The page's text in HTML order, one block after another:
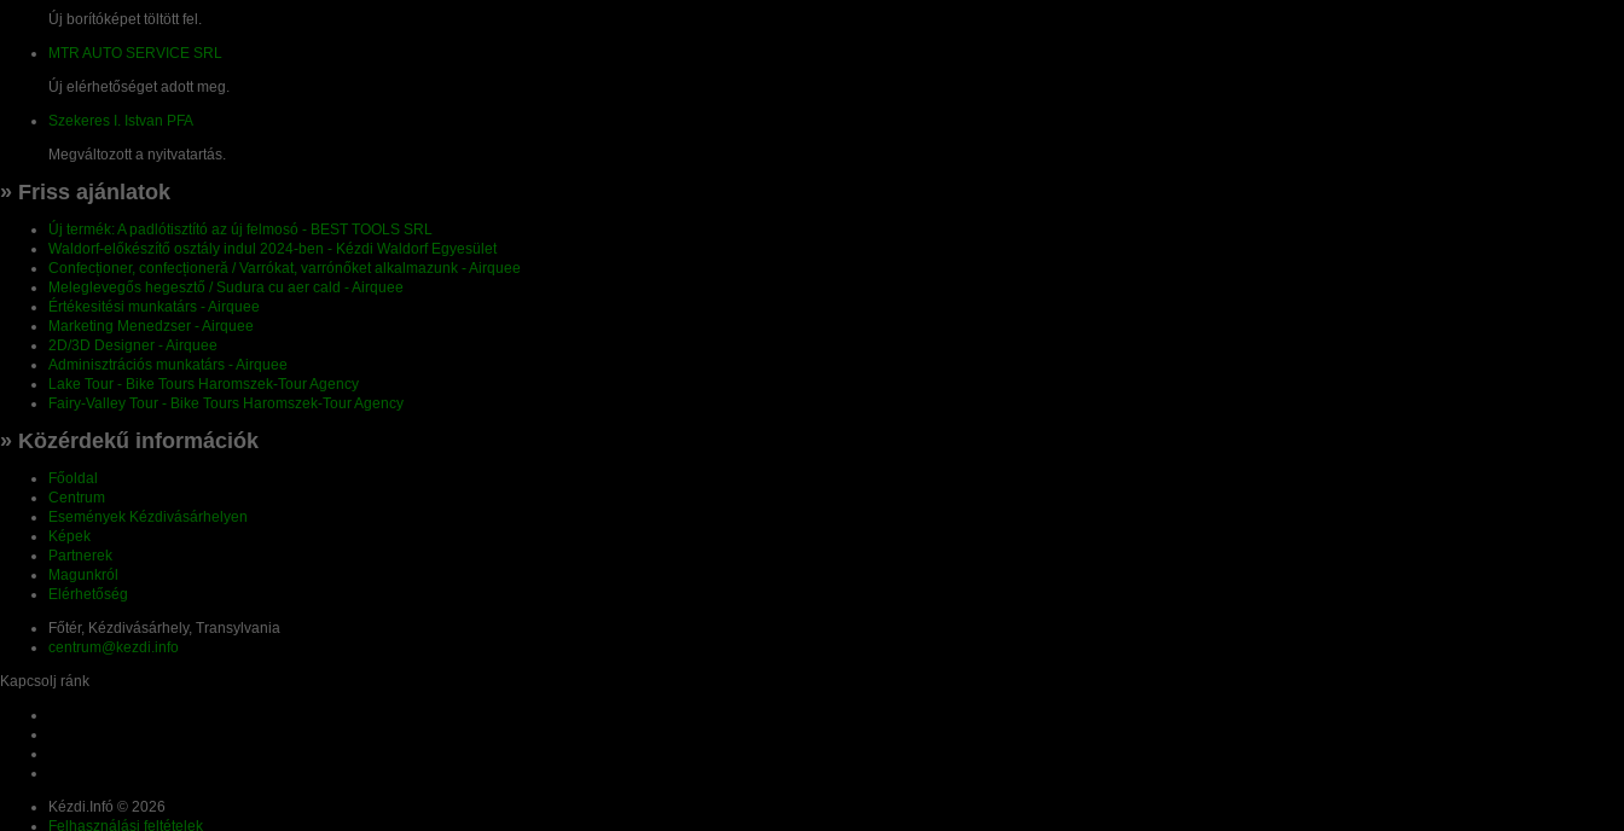
Új borítóképet töltött fel.
MTR AUTO SERVICE SRL
Új elérhetőséget adott meg.
Szekeres I. Istvan PFA
Megváltozott a nyitvatartás.
» Friss ajánlatok
Új termék: A padlótisztító az új felmosó - BEST TOOLS SRL
Waldorf-előkészítő osztály indul 2024-ben - Kézdi Waldorf Egyesület
Confecționer, confecționeră / Varrókat, varrónőket alkalmazunk - Airquee
Meleglevegős hegesztő / Sudura cu aer cald - Airquee
Értékesitési munkatárs - Airquee
Marketing Menedzser - Airquee
2D/3D Designer - Airquee
Adminisztrációs munkatárs - Airquee
Lake Tour - Bike Tours Haromszek-Tour Agency
Fairy-Valley Tour - Bike Tours Haromszek-Tour Agency
» Közérdekű információk
Főoldal
Centrum
Események Kézdivásárhelyen
Képek
Partnerek
Magunkról
Elérhetőség
Főtér, Kézdivásárhely, Transylvania
centrum@kezdi.info
Kapcsolj ránk
Kézdi.Infó © 2026
Felhasználási feltételek